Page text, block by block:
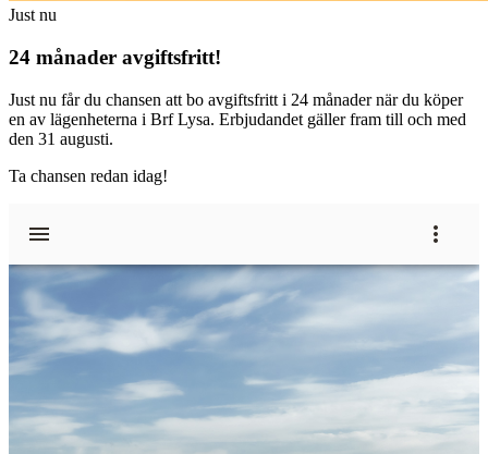
Just nu
24 månader avgiftsfritt!
Just nu får du chansen att bo avgiftsfritt i 24 månader när du köper
en av lägenheterna i Brf Lysa. Erbjudandet gäller fram till och med
den 31 augusti.
Ta chansen redan idag!